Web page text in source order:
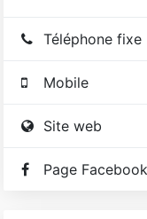
Téléphone fixe
Mobile
Site web
Page